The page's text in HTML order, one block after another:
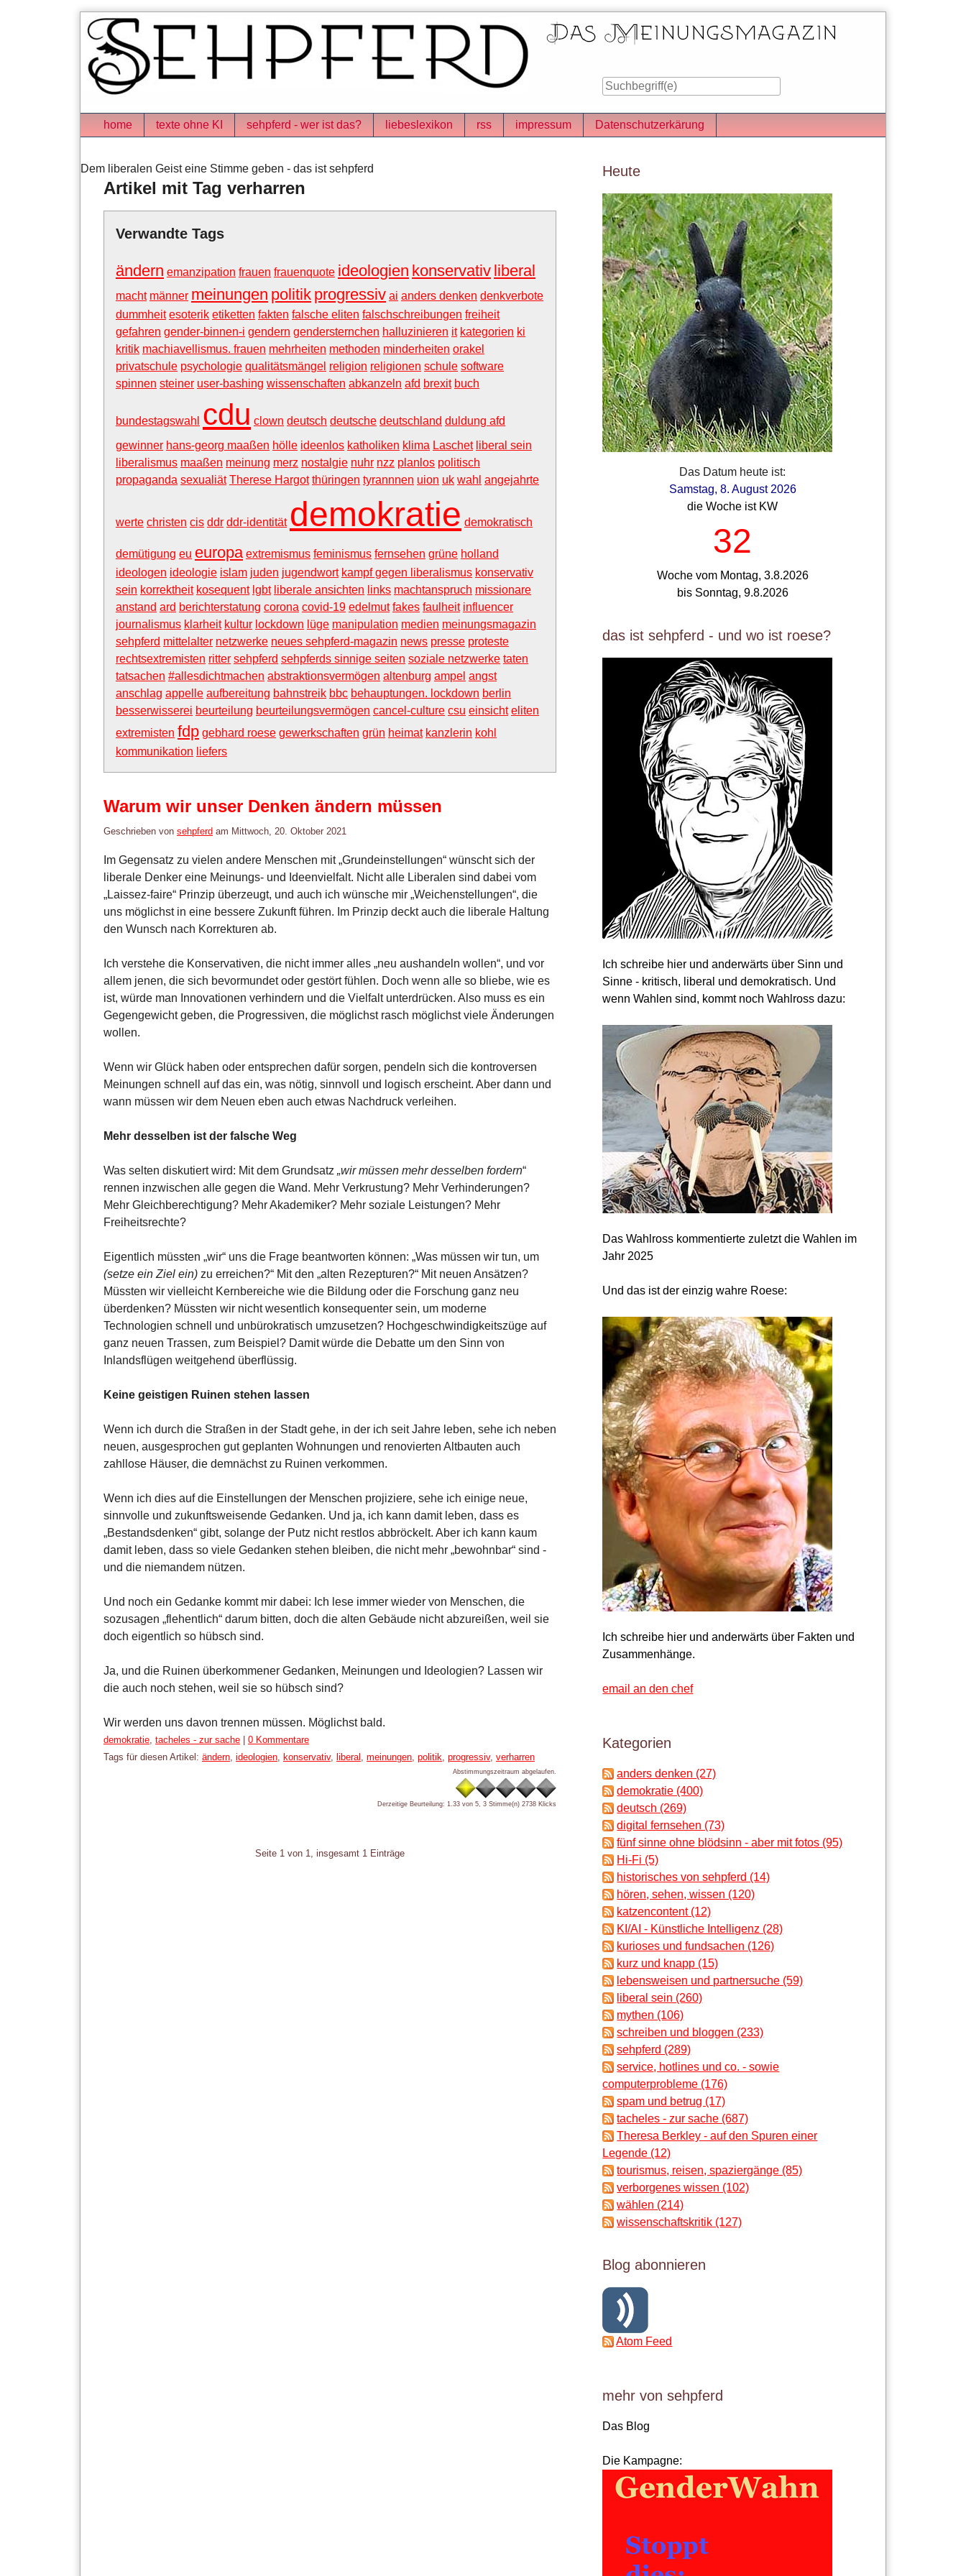
Navigation
home texte ohne KI sehpferd - wer ist das? liebeslexikon rss impressum Datenschutzerkärung
Dem liberalen Geist eine Stimme geben - das ist sehpferd
Artikel mit Tag verharren
Verwandte Tags
ändern emanzipation frauen frauenquote ideologien konservativ liberal
macht männer meinungen politik progressiv ai anders denken denkverbote
dummheit esoterik etiketten fakten falsche eliten falschschreibungen freiheit
gefahren gender-binnen-i gendern gendersternchen halluzinieren it kategorien ki
kritik machiavellismus. frauen mehrheiten methoden minderheiten orakel
privatschule psychologie qualitätsmängel religion religionen schule software
spinnen steiner user-bashing wissenschaften abkanzeln afd brexit buch
bundestagswahl cdu clown deutsch deutsche deutschland duldung afd
gewinner hans-georg maaßen hölle ideenlos katholiken klima Laschet liberal sein
liberalismus maaßen meinung merz nostalgie nuhr nzz planlos politisch
propaganda sexualiät Therese Hargot thüringen tyrannnen uion uk wahl angejahrte
werte christen cis ddr ddr-identität demokratie demokratisch
demütigung eu europa extremismus feminismus fernsehen grüne holland
ideologen ideologie islam juden jugendwort kampf gegen liberalismus konservativ
sein korrektheit kosequent lgbt liberale ansichten links machtanspruch missionare
anstand ard berichterstatung corona covid-19 edelmut fakes faulheit influencer
journalismus klarheit kultur lockdown lüge manipulation medien meinungsmagazin
sehpferd mittelalter netzwerke neues sehpferd-magazin news presse proteste
rechtsextremisten ritter sehpferd sehpferds sinnige seiten soziale netzwerke taten
tatsachen #allesdichtmachen abstraktionsvermögen altenburg ampel angst
anschlag appelle aufbereitung bahnstreik bbc behauptungen. lockdown berlin
besserwisserei beurteilung beurteilungsvermögen cancel-culture csu einsicht eliten
extremisten fdp gebhard roese gewerkschaften grün heimat kanzlerin kohl
kommunikation liefers
Warum wir unser Denken ändern müssen
Geschrieben von sehpferd am Mittwoch, 20. Oktober 2021
Im Gegensatz zu vielen andere Menschen mit „Grundeinstellungen“ wünscht sich der
liberale Denker eine Meinungs- und Ideenvielfalt. Nicht alle Liberalen sind dabei vom
„Laissez-faire“ Prinzip überzeugt, und auch ich wünsche mir „Weichenstellungen“, die
uns möglichst in eine bessere Zukunft führen. Im Prinzip deckt auch die liberale Haltung
den Wunsch nach Korrekturen ab.
Ich verstehe die Konservativen, die nicht immer alles „neu aushandeln wollen“, und vor
allem jenen, die sich bevormundet oder gestört fühlen. Doch wenn alle so bliebe, wie es
ist, würde man Innovationen verhindern und die Vielfalt unterdrücken. Also muss es ein
Gegengewicht geben, die Progressiven, die möglichst rasch möglichst viele Änderungen
wollen.
Wenn wir Glück haben oder entsprechen dafür sorgen, pendeln sich die kontroversen
Meinungen schnell auf das ein, was nötig, sinnvoll und logisch erscheint. Aber dann und
wann müssen wir dem Neuen eben auch etwas Nachdruck verleihen.
Mehr desselben ist der falsche Weg
Was selten diskutiert wird: Mit dem Grundsatz „wir müssen mehr desselben fordern“
rennen inzwischen alle gegen die Wand. Mehr Verkrustung? Mehr Verhinderungen?
Mehr Gleichberechtigung? Mehr Akademiker? Mehr soziale Leistungen? Mehr
Freiheitsrechte?
Eigentlich müssten „wir“ uns die Frage beantworten können: „Was müssen wir tun, um
(setze ein Ziel ein) zu erreichen?“ Mit den „alten Rezepturen?“ Mit neuen Ansätzen?
Müssten wir vielleicht Kernbereiche wie die Bildung oder die Forschung ganz neu
überdenken? Müssten wir nicht wesentlich konsequenter sein, um moderne
Technologien schnell und unbürokratisch umzusetzen? Hochgeschwindigkeitszüge auf
ganz neuen Trassen, zum Beispiel? Damit würde die Debatte um den Sinn von
Inlandsflügen weitgehend überflüssig.
Keine geistigen Ruinen stehen lassen
Wenn ich durch die Straßen in der Stadt gehe, in der ich seit Jahre leben, sehe ich neben
neuen, ausgesprochen gut geplanten Wohnungen und renovierten Altbauten auch
zahllose Häuser, die demnächst zu Ruinen verkommen.
Wenn ich dies auf die Einstellungen der Menschen projiziere, sehe ich einige neue,
sinnvolle und zukunftsweisende Gedanken. Und ja, ich kann damit leben, dass es
„Bestandsdenken“ gibt, solange der Putz nicht restlos abbröckelt. Aber ich kann kaum
damit leben, dass so viele Gedanken stehen bleiben, die nicht mehr „bewohnbar“ sind -
und die niemandem nützen.
Und noch ein Gedanke kommt mir dabei: Ich lese immer wieder von Menschen, die
sozusagen „flehentlich“ darum bitten, doch die alten Gebäude nicht abzureißen, weil sie
doch eigentlich so hübsch sind.
Ja, und die Ruinen überkommener Gedanken, Meinungen und Ideologien? Lassen wir
die auch noch stehen, weil sie so hübsch sind?
Wir werden uns davon trennen müssen. Möglichst bald.
Kategorien:
demokratie tacheles - zur sache | 0 Kommentare
Tags für diesen Artikel: ändern ideologien konservativ, liberal meinungen politik progressiv, verharren
Abstimmungszeitraum abgelaufen.
Derzeitige Beurteilung: 1.33 von 5, 3 Stimme(n) 2738 Klicks
Seite 1 von 1, insgesamt 1 Einträge
Seitenleiste
Heute
Das Datum heute ist:
Samstag, 8. August 2026
die Woche ist KW
32
Woche vom Montag, 3.8.2026
bis Sonntag, 9.8.2026
das ist sehpferd - und wo ist roese?
Ich schreibe hier und anderwärts über Sinn und
Sinne - kritisch, liberal und demokratisch. Und
wenn Wahlen sind, kommt noch Wahlross dazu:
Das Wahlross kommentierte zuletzt die Wahlen im
Jahr 2025
Und das ist der einzig wahre Roese:
Ich schreibe hier und anderwärts über Fakten und
Zusammenhänge.
email an den chef
Kategorien
anders denken (27)
demokratie (400)
deutsch (269)
digital fernsehen (73)
fünf sinne ohne blödsinn - aber mit fotos (95)
Hi-Fi (5)
historisches von sehpferd (14)
hören, sehen, wissen (120)
katzencontent (12)
KI/AI - Künstliche Intelligenz (28)
kurioses und fundsachen (126)
kurz und knapp (15)
lebensweisen und partnersuche (59)
liberal sein (260)
mythen (106)
schreiben und bloggen (233)
sehpferd (289)
service, hotlines und co. - sowie
computerprobleme (176)
spam und betrug (17)
tacheles - zur sache (687)
Theresa Berkley - auf den Spuren einer
Legende (12)
tourismus, reisen, spaziergänge (85)
verborgenes wissen (102)
wählen (214)
wissenschaftskritik (127)
Blog abonnieren
Atom Feed
mehr von sehpferd
Das Blog
Die Kampagne: